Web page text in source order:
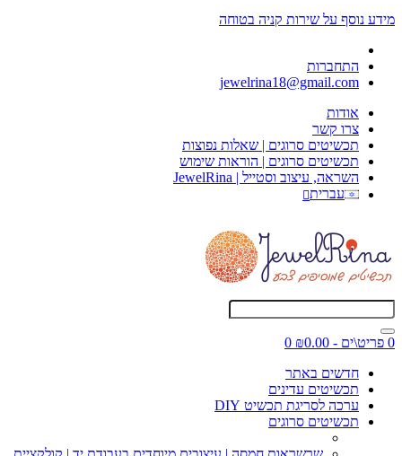
מידע נוסף על שירות קניה בטוחה
התחברות
jewelrina18@gmail.com
אודות
צרו קשר
תכשיטים סרוגים | שאלות נפוצות
תכשיטים סרוגים | הוראות שימוש
השראה, עיצוב וסטייל | JewelRina
עברית
0 פריט\ים - ₪0.00
0
חדשים באתר
תכשיטים עדינים
ערכה לסריגת תכשיט DIY
תכשיטים סרוגים